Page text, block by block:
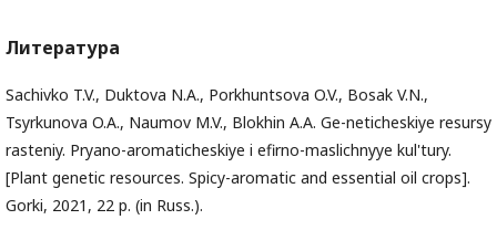
Литература
Sachivko T.V., Duktova N.A., Porkhuntsova O.V., Bosak V.N.,
Tsyrkunova O.A., Naumov M.V., Blokhin A.A. Ge-neticheskiye resursy
rasteniy. Pryano-aromaticheskiye i efirno-maslichnyye kul'tury.
[Plant genetic resources. Spicy-aromatic and essential oil crops].
Gorki, 2021, 22 p. (in Russ.).